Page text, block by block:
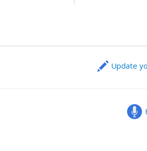
Update